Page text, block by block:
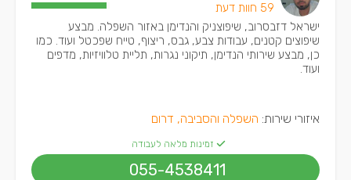
59 חוות דעת
ישראל דזבסרוב, שיפוצניק והנדימן באזור השפלה. מבצע
שיפוצים קטנים, עבודות צבע, גבס, ריצוף, טייח שפכטל ועוד. כמו
כן, מבצע שירותי הנדימן, תיקוני נגרות, תליית טלוויזיות, מדפים
ועוד.
איזורי שירות: השפלה והסביבה, דרום
זמינות מלאה לעבודה
055-4538411